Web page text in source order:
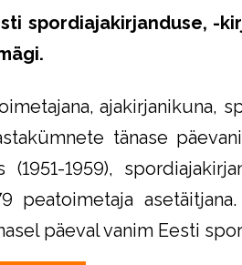
spordiajakirjanduse, -
ajakirjanikuna,
tänase
1959),
peatoimetaja
päeval vanim Eesti